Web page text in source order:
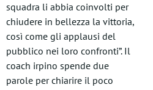
squadra li abbia coinvolti per
chiudere in bellezza la vittoria,
così come gli applausi del
pubblico nei loro confronti”. Il
coach irpino spende due
parole per chiarire il poco